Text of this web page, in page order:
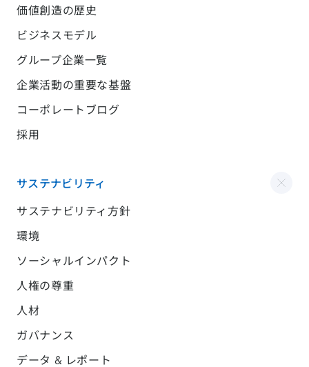
価値創造の歴史
ビジネスモデル
グループ企業一覧
企業活動の重要な基盤
コーポレートブログ
採用
サステナビリティ
サステナビリティ方針
環境
ソーシャルインパクト
人権の尊重
人材
ガバナンス
データ & レポート